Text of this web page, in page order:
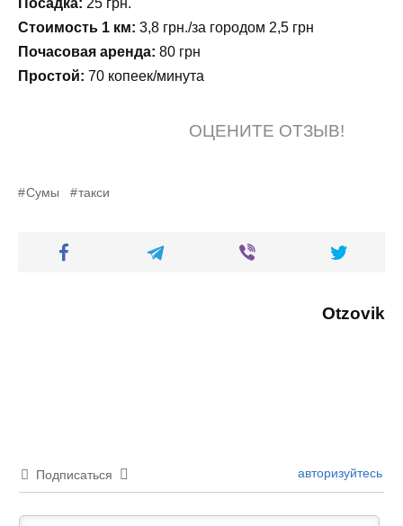
Посадка: 25 грн.
Стоимость 1 км: 3,8 грн./за городом 2,5 грн
Почасовая аренда: 80 грн
Простой: 70 копеек/минута
ОЦЕНИТЕ ОТЗЫВ!
Сумы такси
Otzovik
Подписаться авторизуйтесь